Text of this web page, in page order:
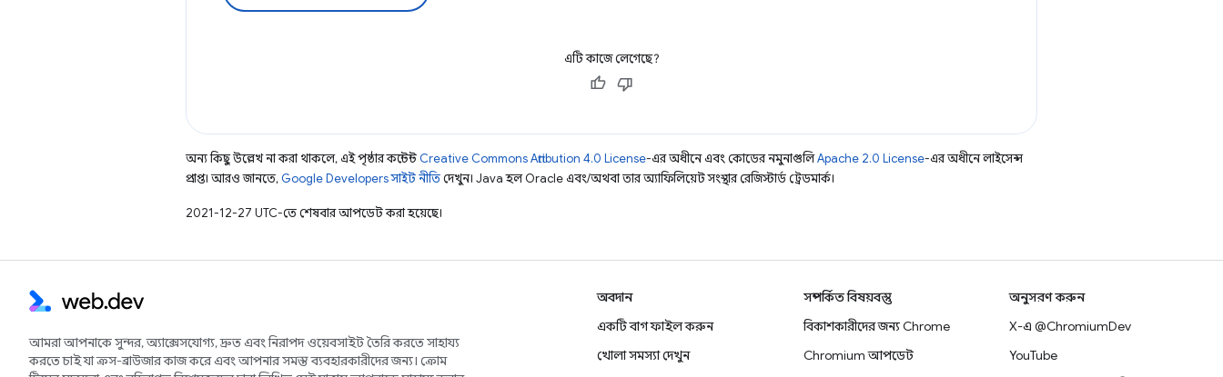
এটি কাজে লেগেছে?
অন্য কিছু উল্লেখ না করা থাকলে, এই পৃষ্ঠার কন্টেন্ট Creative Commons Attribution 4.0 License-এর অধীনে এবং কোডের নমুনাগুলিApache 2.0 License-এর অধীনে লাইসেন্স
প্রাপ্ত। আরও জানতে, Google Developers সাইট নীতিদেখুন। Java হল Oracle এবং/অথবা তার অ্যাফিলিয়েট সংস্থার রেজিস্টার্ড ট্রেডমার্ক।
2021-12-27 UTC-তে শেষবার আপডেট করা হয়েছে।
আমরা আপনাকে সুন্দর, অ্যাক্সেসযোগ্য, দ্রুত এবং নিরাপদ ওয়েবসাইট তৈরি করতে সাহায্য
করতে চাই যা ক্রস-ব্রাউজার কাজ করে এবং আপনার সমস্ত ব্যবহারকারীদের জন্য। ক্রোম
অবদান
একটি বাগ ফাইল করুন
খোলা সমস্যা দেখুন
সম্পর্কিত বিষয়বস্তু
বিকাশকারীদের জন্য Chrome
Chromium আপডেট
অনুসরণ করুন
X-এ @ChromiumDev
YouTube